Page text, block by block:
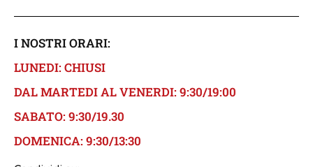
I NOSTRI ORARI:
LUNEDI: CHIUSI
DAL MARTEDI AL VENERDI: 9:30/19:00
SABATO: 9:30/19.30
DOMENICA: 9:30/13:30